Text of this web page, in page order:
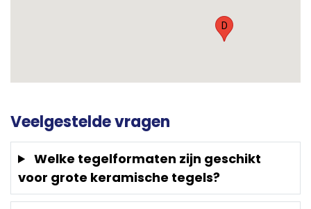
D
Veelgestelde vragen
Welke tegelformaten zijn geschikt
voor grote keramische tegels?